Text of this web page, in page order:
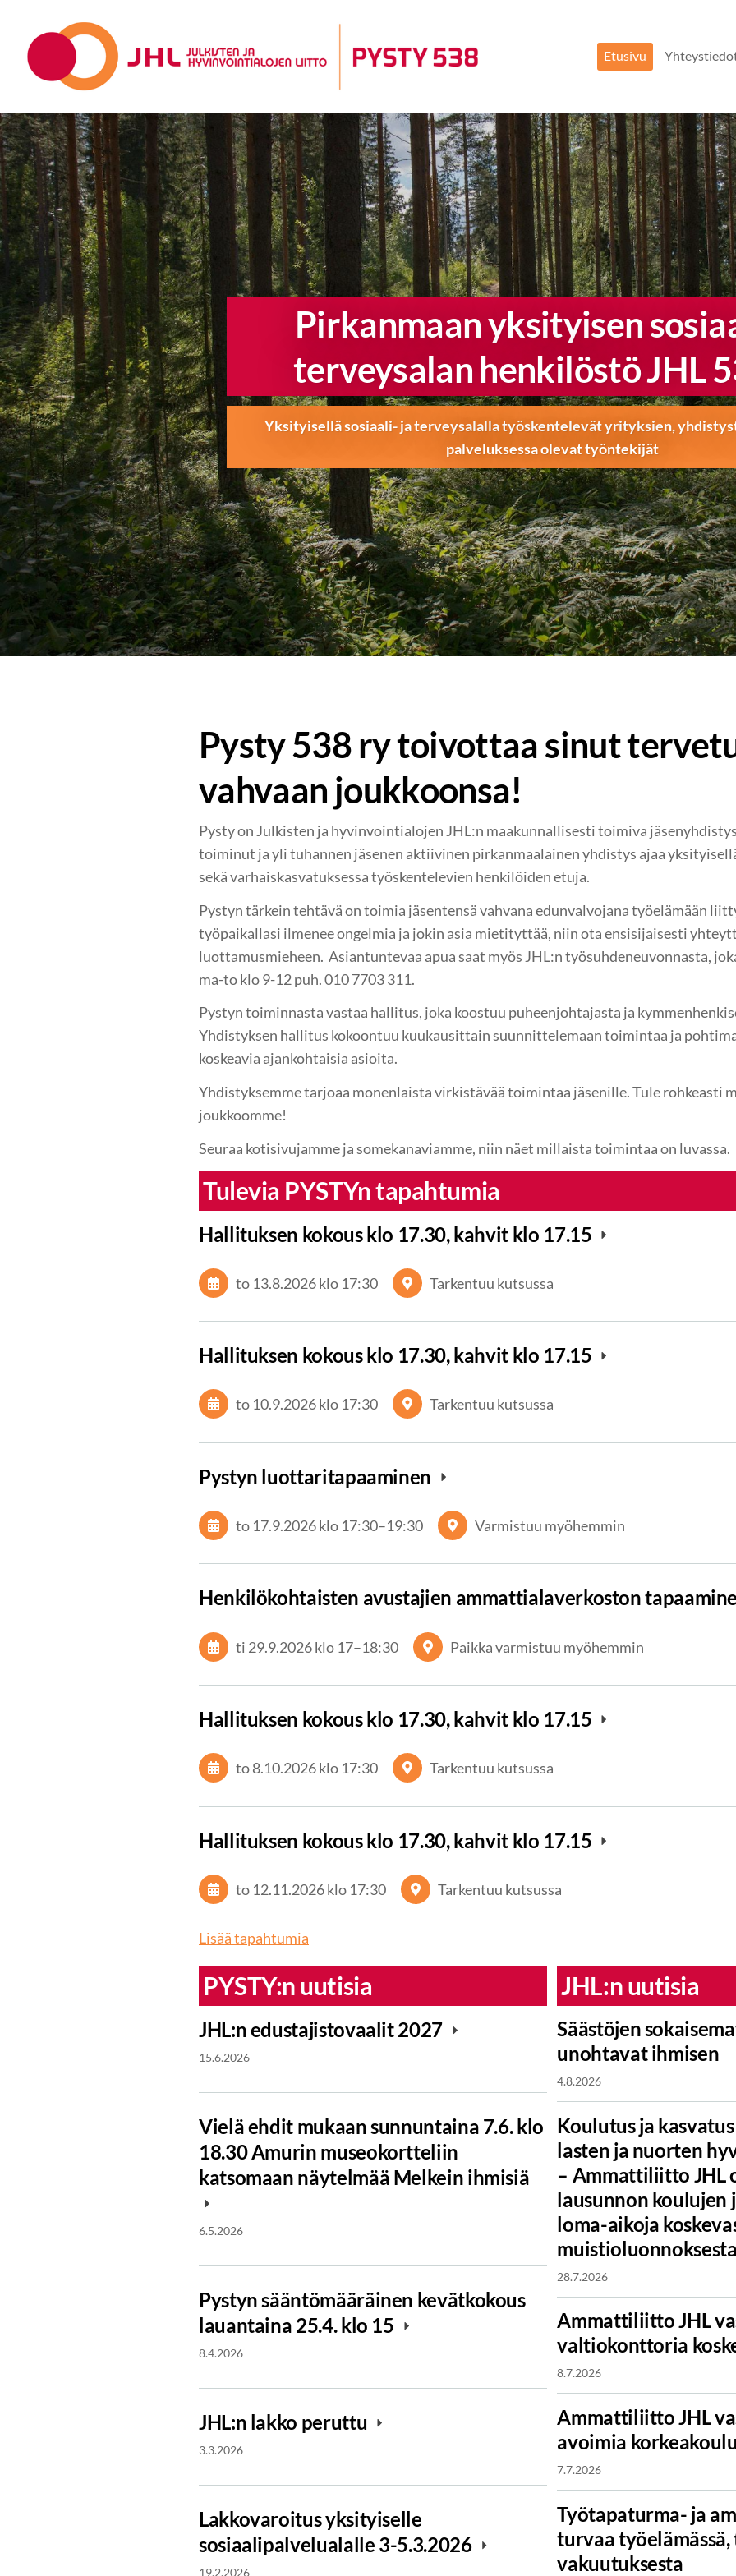
sivun
sisältöön
Pirkanmaan yksityisen sosiaali- ja terveysalan henkilöstö JHL 538 Etusivu
Pirkanmaan yksityisen
terveysalan henkilöstö JHL
Yksityisellä sosiaali- ja terveysalalla työskentelevät yrityksien,
palveluksessa olevat työntekijät
Pysty 538 ry toivottaa sinut
vahvaan joukkoonsa!
Pysty on Julkisten ja hyvinvointialojen JHL:n maakunnallisesti toimiva
toiminut ja yli tuhannen jäsenen aktiivinen pirkanmaalainen yhdistys ajaa
sekä varhaiskasvatuksessa työskentelevien henkilöiden etuja.
Pystyn tärkein tehtävä on toimia jäsentensä vahvana edunvalvojana työelämään
työpaikallasi ilmenee ongelmia ja jokin asia mietityttää, niin ota ensisijaisesti
luottamusmieheen. Asiantuntevaa apua saat myös JHL:n työsuhdeneuvonnasta,
ma-to klo 9-12 puh. 010 7703 311.
Pystyn toiminnasta vastaa hallitus, joka koostuu puheenjohtajasta ja
Yhdistyksen hallitus kokoontuu kuukausittain suunnittelemaan toimintaa ja
koskeavia ajankohtaisia asioita.
Yhdistyksemme tarjoaa monenlaista virkistävää toimintaa jäsenille. Tule rohkeasti
joukkoomme!
Seuraa kotisivujamme ja somekanaviamme, niin näet millaista toimintaa on luvassa.
Tulevia PYSTYn tapahtumia
Hallituksen kokous klo 17.30, kahvit klo 17.15
to 13.8.2026klo 17:30 Tarkentuu kutsussa
Hallituksen kokous klo 17.30, kahvit klo 17.15
to 10.9.2026klo 17:30 Tarkentuu kutsussa
Pystyn luottaritapaaminen
to 17.9.2026klo 17:30–19:30 Varmistuu myöhemmin
Henkilökohtaisten avustajien ammattialaverkoston
ti 29.9.2026klo 17–18:30 Paikka varmistuu myöhemmin
Hallituksen kokous klo 17.30, kahvit klo 17.15
to 8.10.2026klo 17:30 Tarkentuu kutsussa
Hallituksen kokous klo 17.30, kahvit klo 17.15
to 12.11.2026klo 17:30 Tarkentuu kutsussa
Lisää tapahtumia
PYSTY:n uutisia
JHL:n edustajistovaalit 2027
15.6.2026
Vielä ehdit mukaan sunnuntaina 7.6. klo
18.30 Amurin museokortteliin
katsomaan näytelmää Melkein ihmisiä
6.5.2026
Pystyn sääntömääräinen kevätkokous
lauantaina 25.4. klo 15
8.4.2026
JHL:n lakko peruttu
3.3.2026
Lakkovaroitus yksityiselle
sosiaalipalvelualalle 3-5.3.2026
19.2.2026
JHL:n uutisia
Säästöjen
unohtavat ihmisen
4.8.2026
Koulutus ja
lasten ja nuorten
– Ammattiliitto JHL
lausunnon koulujen
loma-aikoja
28.7.2026
Ammattiliitto JHL
valtiokonttoria
8.7.2026
Ammattiliitto JHL
avoimia
7.7.2026
Työtapaturma- ja
turvaa
vakuutuksesta